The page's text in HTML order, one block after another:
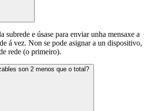
subrede e úsase para enviar unha mensaxe a
á vez. Non se pode asignar a un dispositivo,
rede (o primeiro).
son 2 menos que o total?